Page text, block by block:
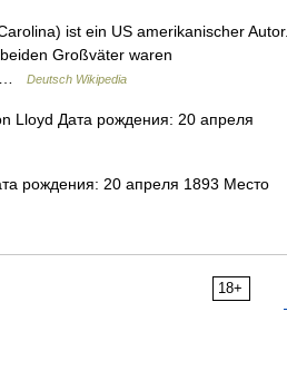
ist ein US amerikanischer Autor.
Großväter waren
…
Deutsch Wikipedia
Lloyd Дата рождения: 20 апреля
рождения: 20 апреля 1893 Место
18+